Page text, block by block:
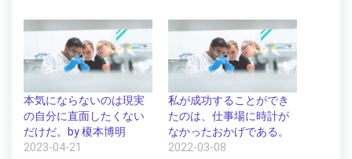
本気にならないのは現実
の自分に直面したくない
だけだ。by 榎本博明
2023-04-21
私が成功することができ
たのは、仕事場に時計が
なかったおかげである。
2022-03-08